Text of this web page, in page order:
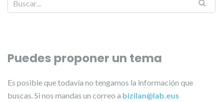
Puedes proponer un tema
Es posible que todavía no tengamos la información que
buscas. Si nos mandas un correo a bizilan@lab.eus